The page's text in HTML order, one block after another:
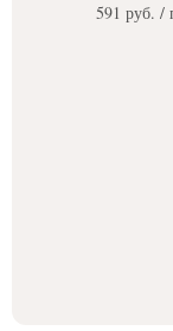
591 руб. /